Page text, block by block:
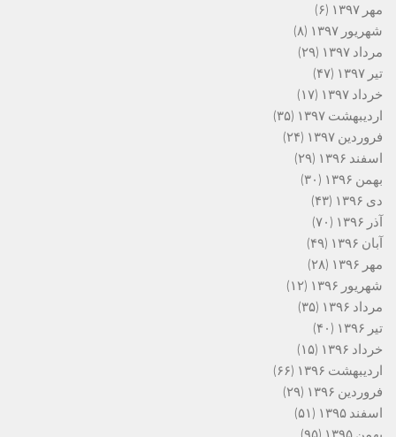
مهر ۱۳۹۷
(۶)
شهریور ۱۳۹۷
(۸)
مرداد ۱۳۹۷
(۲۹)
تیر ۱۳۹۷
(۴۷)
خرداد ۱۳۹۷
(۱۷)
اردیبهشت ۱۳۹۷
(۳۵)
فروردین ۱۳۹۷
(۲۴)
اسفند ۱۳۹۶
(۲۹)
بهمن ۱۳۹۶
(۳۰)
دی ۱۳۹۶
(۴۳)
آذر ۱۳۹۶
(۷۰)
آبان ۱۳۹۶
(۴۹)
مهر ۱۳۹۶
(۲۸)
شهریور ۱۳۹۶
(۱۲)
مرداد ۱۳۹۶
(۳۵)
تیر ۱۳۹۶
(۴۰)
خرداد ۱۳۹۶
(۱۵)
اردیبهشت ۱۳۹۶
(۶۶)
فروردین ۱۳۹۶
(۲۹)
اسفند ۱۳۹۵
(۵۱)